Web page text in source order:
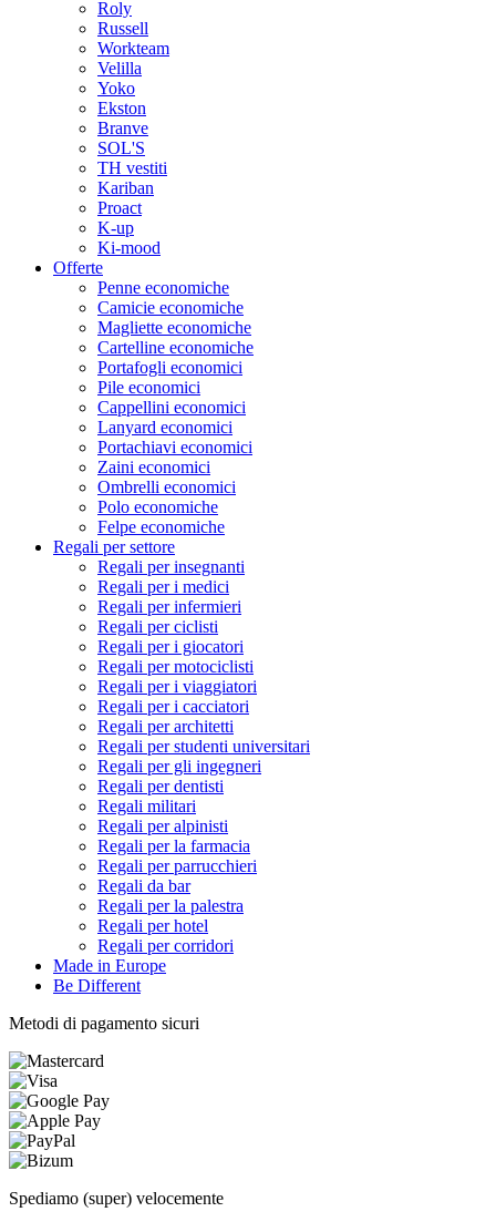
Roly
Russell
Workteam
Velilla
Yoko
Ekston
Branve
SOL'S
TH vestiti
Kariban
Proact
K-up
Ki-mood
Offerte
Penne economiche
Camicie economiche
Magliette economiche
Cartelline economiche
Portafogli economici
Pile economici
Cappellini economici
Lanyard economici
Portachiavi economici
Zaini economici
Ombrelli economici
Polo economiche
Felpe economiche
Regali per settore
Regali per insegnanti
Regali per i medici
Regali per infermieri
Regali per ciclisti
Regali per i giocatori
Regali per motociclisti
Regali per i viaggiatori
Regali per i cacciatori
Regali per architetti
Regali per studenti universitari
Regali per gli ingegneri
Regali per dentisti
Regali militari
Regali per alpinisti
Regali per la farmacia
Regali per parrucchieri
Regali da bar
Regali per la palestra
Regali per hotel
Regali per corridori
Made in Europe
Be Different
Metodi di pagamento sicuri
Spediamo (super) velocemente